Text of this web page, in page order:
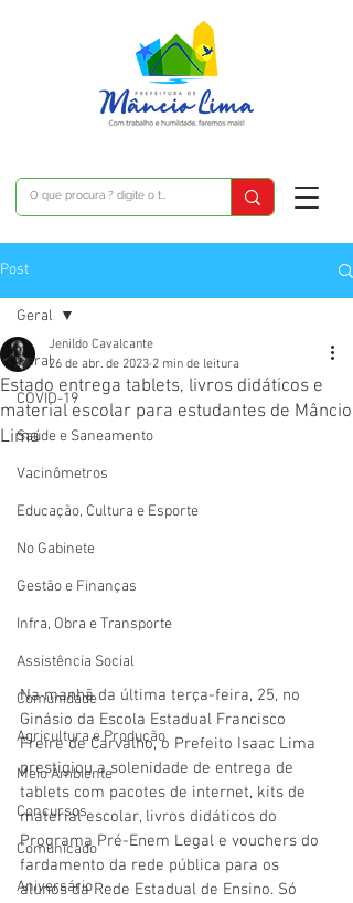
Post
Geral
COVID-19
Saúde e Saneamento
Vacinômetros
Educação, Cultura e Esporte
No Gabinete
Gestão e Finanças
Infra, Obra e Transporte
Assistência Social
Comunidade
Agricultura e Produção
Meio Ambiente
Concursos
Comunicado
Aniversário
Geral
Estado entrega tablets, livros didáticos e
material escolar para estudantes de Mâncio
Lima
Jenildo Cavalcante
26 de abr. de 2023 2 min de leitura
Na manhã da última terça-feira, 25, no
Ginásio da Escola Estadual Francisco
Freire de Carvalho, o Prefeito Isaac Lima
prestigiou a solenidade de entrega de
tablets com pacotes de internet, kits de
material escolar, livros didáticos do
Programa Pré-Enem Legal e vouchers do
fardamento da rede pública para os
alunos da Rede Estadual de Ensino. Só